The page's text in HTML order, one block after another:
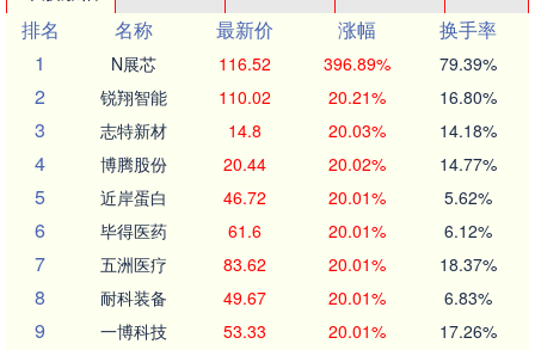
排名
名称 最新价 涨幅
换手率
1
N展芯 116.52 396.89% 79.39%
2 锐翔智能 110.02 20.21% 16.80%
3 志特新材 14.8 20.03% 14.18%
4 博腾股份 20.44 20.02% 14.77%
5 近岸蛋白 46.72 20.01% 5.62%
6 毕得医药 61.6 20.01% 6.12%
7 五洲医疗 83.62 20.01% 18.37%
8 耐科装备 49.67 20.01% 6.83%
9 一博科技 53.33 20.01% 17.26%